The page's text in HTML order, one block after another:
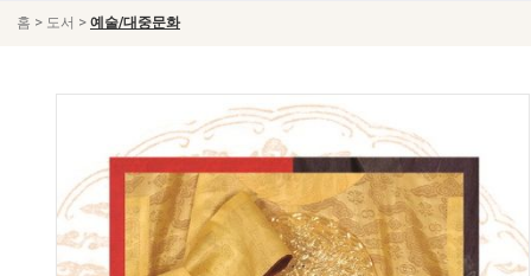
홈 > 도서 > 예술/대중문화